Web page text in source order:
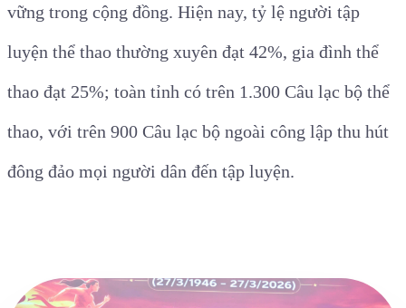
vững trong cộng đồng. Hiện nay, tỷ lệ người tập
luyện thể thao thường xuyên đạt 42%, gia đình thể
thao đạt 25%; toàn tỉnh có trên 1.300 Câu lạc bộ thể
thao, với trên 900 Câu lạc bộ ngoài công lập thu hút
đông đảo mọi người dân đến tập luyện.